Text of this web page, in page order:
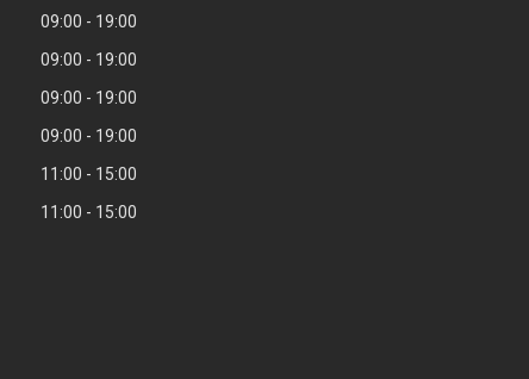
09:00
19:00
09:00
19:00
09:00
19:00
09:00
19:00
11:00
15:00
11:00 15:00